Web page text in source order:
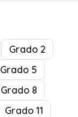
Grado 2
Grado 5
Grado 8
Grado 11